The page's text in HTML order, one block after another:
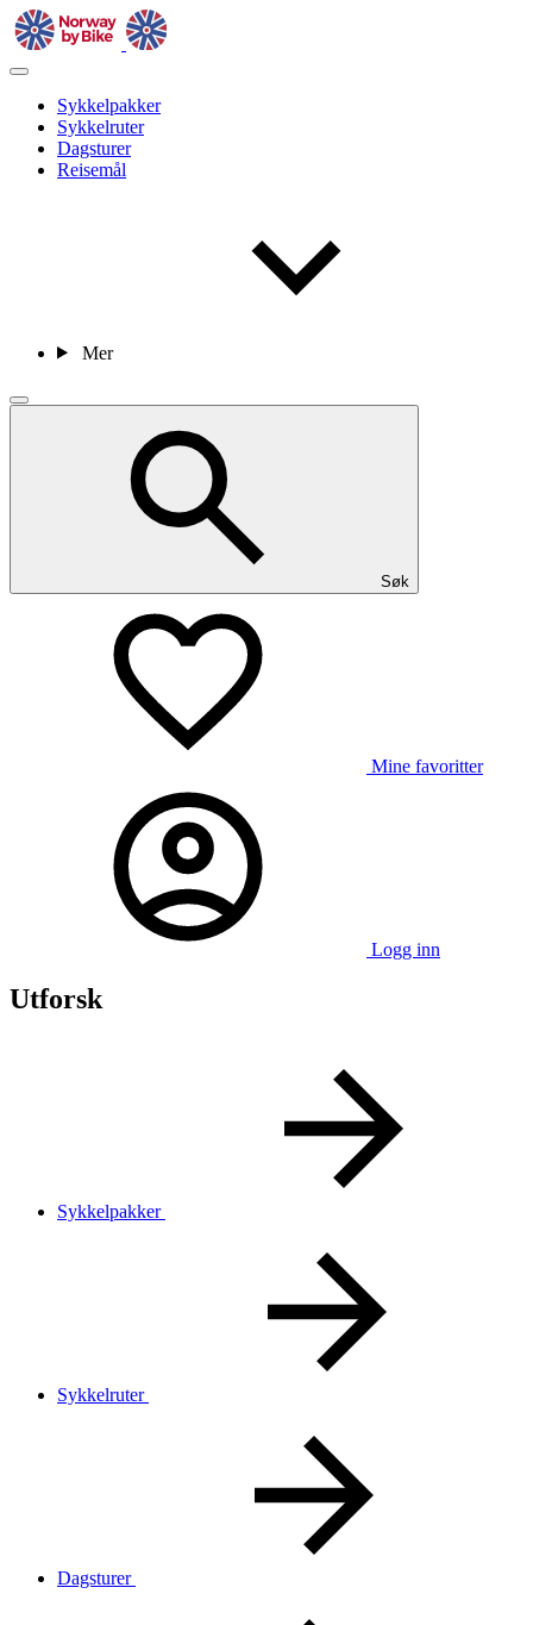
Sykkelpakker
Sykkelruter
Dagsturer
Reisemål
Mer
Søk
Mine favoritter
Logg inn
Utforsk
Sykkelpakker
Sykkelruter
Dagsturer